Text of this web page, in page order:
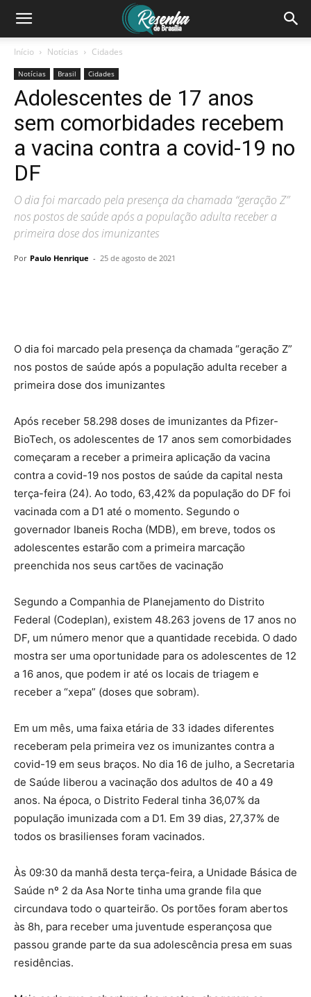
Início Notícias Cidades
Notícias Brasil Cidades
Adolescentes de 17 anos
sem comorbidades recebem
a vacina contra a covid-19 no
DF
O dia foi marcado pela presença da chamada “geração Z”
nos postos de saúde após a população adulta receber a
primeira dose dos imunizantes
Por Paulo Henrique - 25 de agosto de 2021
O dia foi marcado pela presença da chamada “geração Z”
nos postos de saúde após a população adulta receber a
primeira dose dos imunizantes
Após receber 58.298 doses de imunizantes da Pfizer-
BioTech, os adolescentes de 17 anos sem comorbidades
começaram a receber a primeira aplicação da vacina
contra a covid-19 nos postos de saúde da capital nesta
terça-feira (24). Ao todo, 63,42% da população do DF foi
vacinada com a D1 até o momento. Segundo o
governador Ibaneis Rocha (MDB), em breve, todos os
adolescentes estarão com a primeira marcação
preenchida nos seus cartões de vacinação
Segundo a Companhia de Planejamento do Distrito
Federal (Codeplan), existem 48.263 jovens de 17 anos no
DF, um número menor que a quantidade recebida. O dado
mostra ser uma oportunidade para os adolescentes de 12
a 16 anos, que podem ir até os locais de triagem e
receber a “xepa” (doses que sobram).
Em um mês, uma faixa etária de 33 idades diferentes
receberam pela primeira vez os imunizantes contra a
covid-19 em seus braços. No dia 16 de julho, a Secretaria
de Saúde liberou a vacinação dos adultos de 40 a 49
anos. Na época, o Distrito Federal tinha 36,07% da
população imunizada com a D1. Em 39 dias, 27,37% de
todos os brasilienses foram vacinados.
Às 09:30 da manhã desta terça-feira, a Unidade Básica de
Saúde nº 2 da Asa Norte tinha uma grande fila que
circundava todo o quarteirão. Os portões foram abertos
às 8h, para receber uma juventude esperançosa que
passou grande parte da sua adolescência presa em suas
residências.